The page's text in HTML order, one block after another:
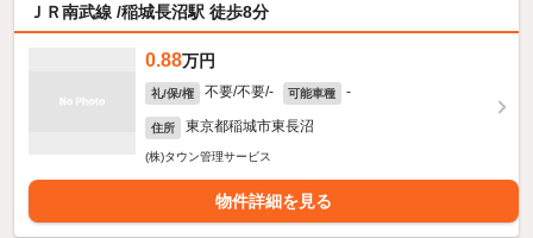
ＪＲ南武線 /稲城長沼駅 徒歩8分
0.88万円
礼/保/権 不要/不要/- 可能車種 -
住所 東京都稲城市東長沼
(株)タウン管理サービス
物件詳細を見る